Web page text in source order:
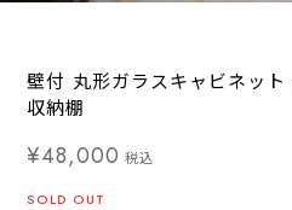
壁付 丸形ガラスキャビネッ
収納棚
¥48,000 税込
SOLD OUT